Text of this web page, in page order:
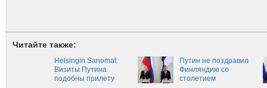
Читайте также:
Helsingin Sanomat:
Визиты Путина
подобны прилету
Путин не поздравил
Финляндию со
столетием